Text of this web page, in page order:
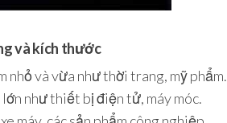
và kích thước
nhỏ và vừa như thời trang, mỹ phẩm.
lớn như thiết bị điện tử, máy móc.